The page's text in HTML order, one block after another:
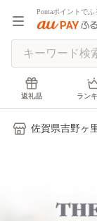
Pontaポイントでふ
返礼品 ラン
佐賀県吉野ヶ